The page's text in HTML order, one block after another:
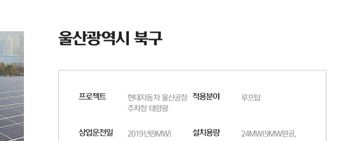
울산광역시 북구
프로젝트
현대자동차 울산공장
주차장 태양광
적용분야 루프탑
상업운전일 2019년(9MW) 설치용량
24MW(9MW완공,